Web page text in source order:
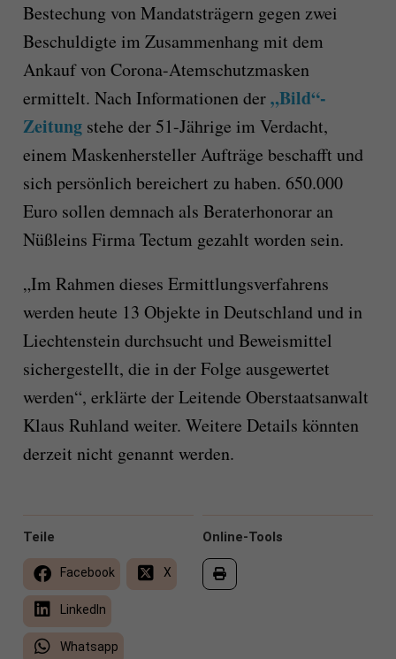
Bestechung von Mandatsträgern gegen zwei
Beschuldigte im Zusammenhang mit dem
Ankauf von Corona-Atemschutzmasken
ermittelt. Nach Informationen der„Bild“-
Zeitungstehe der 51-Jährige im Verdacht,
einem Maskenhersteller Aufträge beschafft und
sich persönlich bereichert zu haben. 650.000
Euro sollen demnach als Beraterhonorar an
Nüßleins Firma Tectum gezahlt worden sein.
„Im Rahmen dieses Ermittlungsverfahrens
werden heute 13 Objekte in Deutschland und in
Liechtenstein durchsucht und Beweismittel
sichergestellt, die in der Folge ausgewertet
werden“, erklärte der Leitende Oberstaatsanwalt
Klaus Ruhland weiter. Weitere Details könnten
derzeit nicht genannt werden.
Online-Tools
Teile
Facebook X
LinkedIn
Whatsapp